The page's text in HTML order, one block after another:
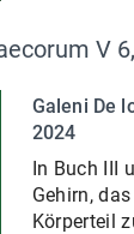
V
Galeni De
2024
In Buch III
Gehirn,
Körperteil